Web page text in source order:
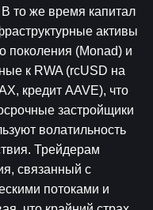
то же время капитал
активы
поколения (Monad) и
к RWA (rcUSD на
кредит AAVE), что
застройщики
волатильность
Трейдерам
связанный с
потоками и